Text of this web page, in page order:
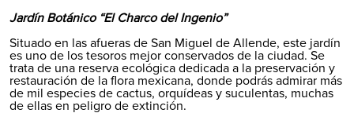
Jardín Botánico “El Charco del Ingenio”
Situado en las afueras de San Miguel de Allende, este jardín
es uno de los tesoros mejor conservados de la ciudad. Se
trata de una reserva ecológica dedicada a la preservación y
restauración de la flora mexicana, donde podrás admirar más
de mil especies de cactus, orquídeas y suculentas, muchas
de ellas en peligro de extinción.